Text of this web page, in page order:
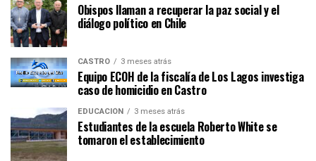
Obispos llaman a recuperar la paz social y el
diálogo político en Chile
CASTRO 3 meses atrás
Equipo ECOH de la fiscalía de Los Lagos investiga
caso de homicidio en Castro
EDUCACIÓN 3 meses atrás
Estudiantes de la escuela Roberto White se
tomaron el establecimiento